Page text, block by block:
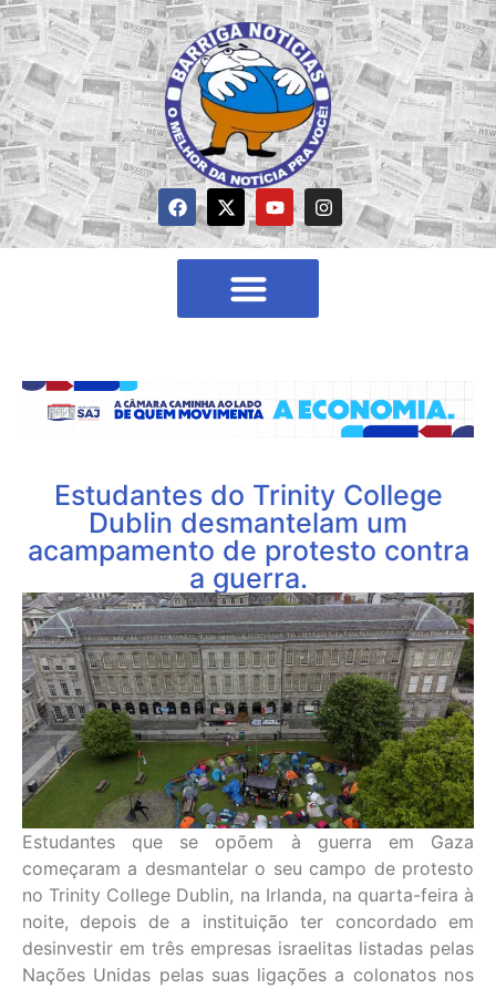
Estudantes do Trinity College
Dublin desmantelam um
acampamento de protesto contra
a guerra.
Estudantes que se opõem à guerra em Gaza
começaram a desmantelar o seu campo de protesto
no Trinity College Dublin, na Irlanda, na quarta-feira à
noite, depois de a instituição ter concordado em
desinvestir em três empresas israelitas listadas pelas
Nações Unidas pelas suas ligações a colonatos nos